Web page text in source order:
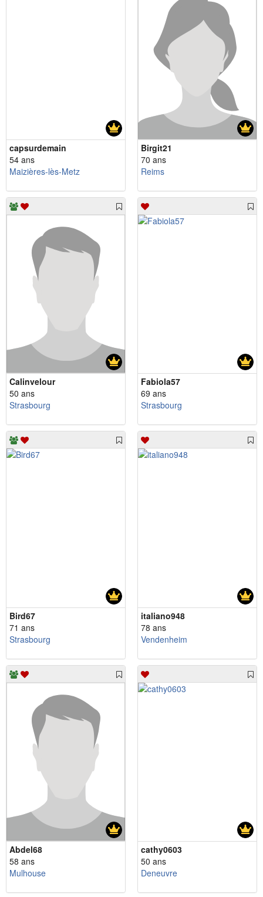
capsurdemain
54 ans
Maizières-lès-Metz
Birgit21
70 ans
Reims
Calinvelour
50 ans
Strasbourg
Fabiola57
69 ans
Strasbourg
Bird67
71 ans
Strasbourg
italiano948
78 ans
Vendenheim
Abdel68
58 ans
Mulhouse
cathy0603
50 ans
Deneuvre